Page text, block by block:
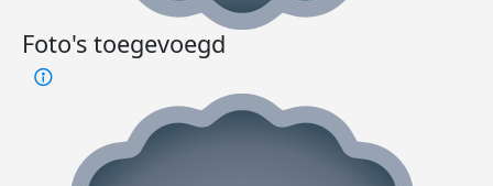
Foto's toegevoegd